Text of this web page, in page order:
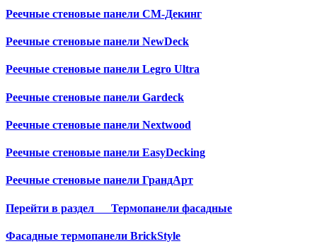
Реечные стеновые панели СМ-Декинг
Реечные стеновые панели NewDeck
Реечные стеновые панели Legro Ultra
Реечные стеновые панели Gardeck
Реечные стеновые панели Nextwood
Реечные стеновые панели EasyDecking
Реечные стеновые панели ГрандАрт
Перейти в раздел Термопанели фасадные
Фасадные термопанели BrickStyle